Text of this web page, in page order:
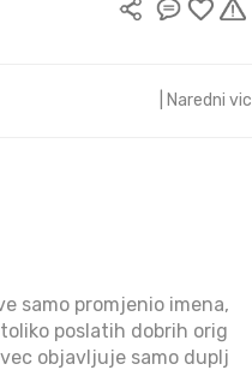
| Naredni vic
samo promjenio imena,
poslatih dobrih orig
objavljuje samo duplj